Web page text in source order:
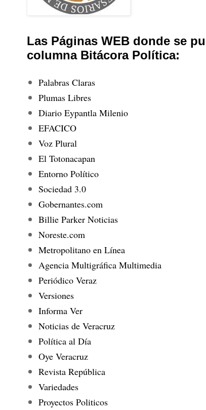
Las Páginas WEB donde se
columna Bitácora Política:
Palabras Claras
Plumas Libres
Diario Eypantla Milenio
EFACICO
Voz Plural
El Totonacapan
Entorno Político
Sociedad 3.0
Gobernantes.com
Billie Parker Noticias
Noreste.com
Metropolitano en Línea
Agencia Multigráfica Multimedia
Periódico Veraz
Versiones
Informa Ver
Noticias de Veracruz
Política al Día
Oye Veracruz
Revista República
Variedades
Proyectos Politicos